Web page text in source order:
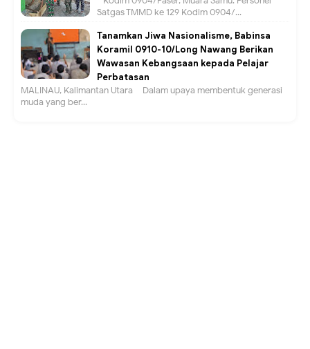
Satgas TMMD ke 129 Kodim 0904/...
Tanamkan Jiwa Nasionalisme, Babinsa
Koramil 0910-10/Long Nawang Berikan
Wawasan Kebangsaan kepada Pelajar
Perbatasan
MALINAU, Kalimantan Utara – Dalam upaya membentuk generasi
muda yang ber...